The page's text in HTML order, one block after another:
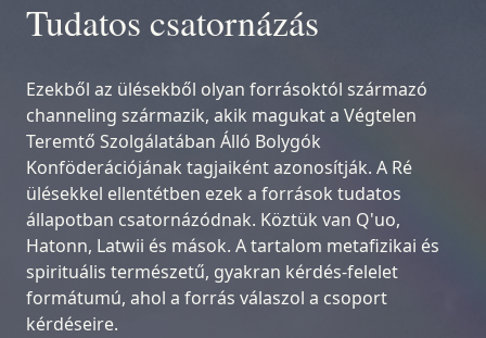
Tudatos csatornázás
Ezekből az ülésekből olyan forrásoktól származó
channeling származik, akik magukat a Végtelen
Teremtő Szolgálatában Álló Bolygók
Konföderációjának tagjaiként azonosítják. A Ré
ülésekkel ellentétben ezek a források tudatos
állapotban csatornázódnak. Köztük van Q'uo,
Hatonn, Latwii és mások. A tartalom metafizikai és
spirituális természetű, gyakran kérdés-felelet
formátumú, ahol a forrás válaszol a csoport
kérdéseire.